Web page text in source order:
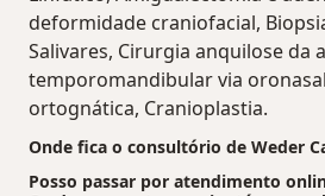
deformidade craniofacial,
Salivares, Cirurgia anquilose da
temporomandibular via
ortognática, Cranioplastia.
Onde fica o consultório de Weder
Posso passar por atendimento